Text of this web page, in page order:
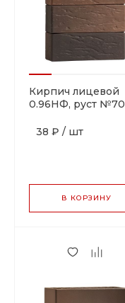
Кирпич лицевой
0.96НФ, руст №70
38 ₽ / шт
В КОРЗИНУ